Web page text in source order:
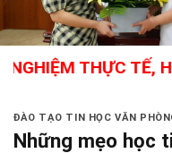
THỰC TẾ, HỌC
ĐÀO TẠO TIN HỌC VĂN
Những mẹo học